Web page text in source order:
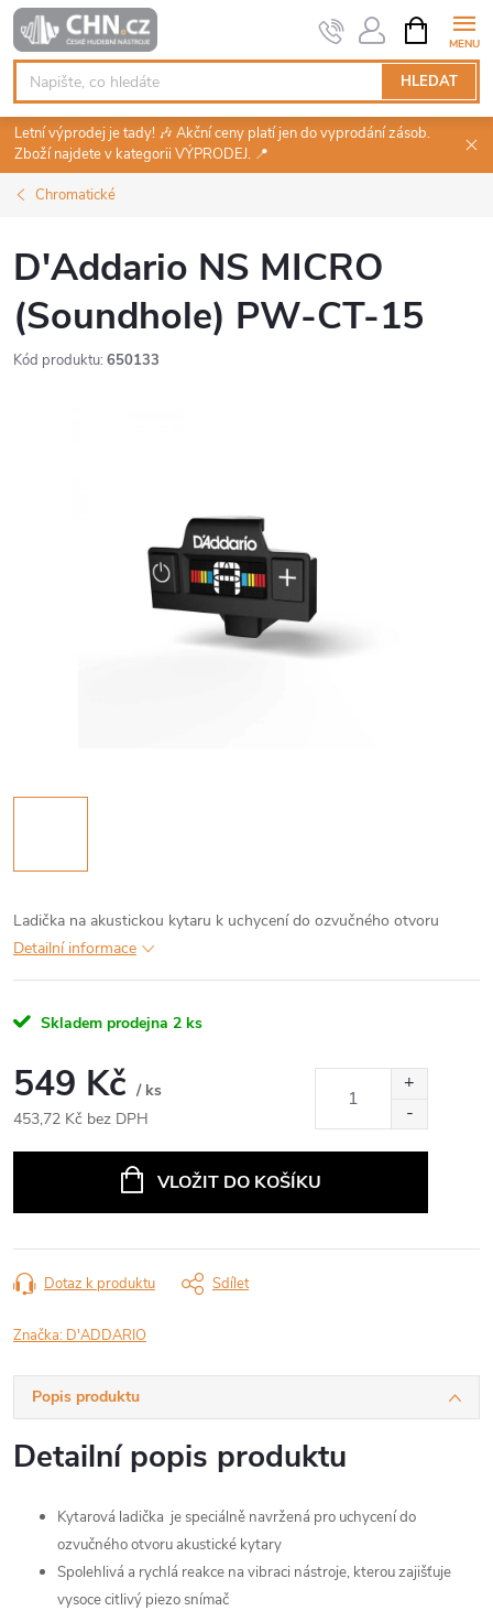
Přejít
na
obsah
HLEDAT
NÁKUPNÍ
KOŠÍK
Letní výprodej je tady! 🎶 Akční ceny platí jen do vyprodání zásob.
Zboží najdete v kategorii VÝPRODEJ. 📍
Chromatické
D'Addario NS MICRO
(Soundhole) PW-CT-15
Kód produktu: 650133
Ladička na akustickou kytaru k uchycení do ozvučného otvoru
Detailní informace
Skladem prodejna 2 ks
549 Kč / ks
453,72 Kč bez DPH
VLOŽIT DO KOŠÍKU
Dotaz k produktu Sdílet
Značka: D'ADDARIO
Popis produktu
Detailní popis produktu
Kytarová ladička je speciálně navržená pro uchycení do
ozvučného otvoru akustické kytary
Spolehlivá a rychlá reakce na vibraci nástroje, kterou zajišťuje
vysoce citlivý piezo snímač